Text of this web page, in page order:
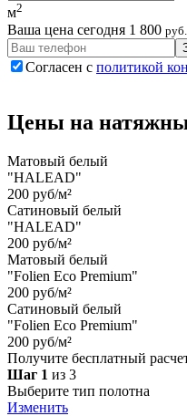
м2
Ваша цена сегодня 1 800 руб.
Согласен с политикой
Цены на
Матовый белый
"HALEAD"
200 руб/м²
Сатиновый белый
"HALEAD"
200 руб/м²
Матовый белый
"Folien Eco Premium"
200 руб/м²
Сатиновый белый
"Folien Eco Premium"
200 руб/м²
Получите бесплатный
Шаг 1 из 3
Выберите тип полотна
Изменить